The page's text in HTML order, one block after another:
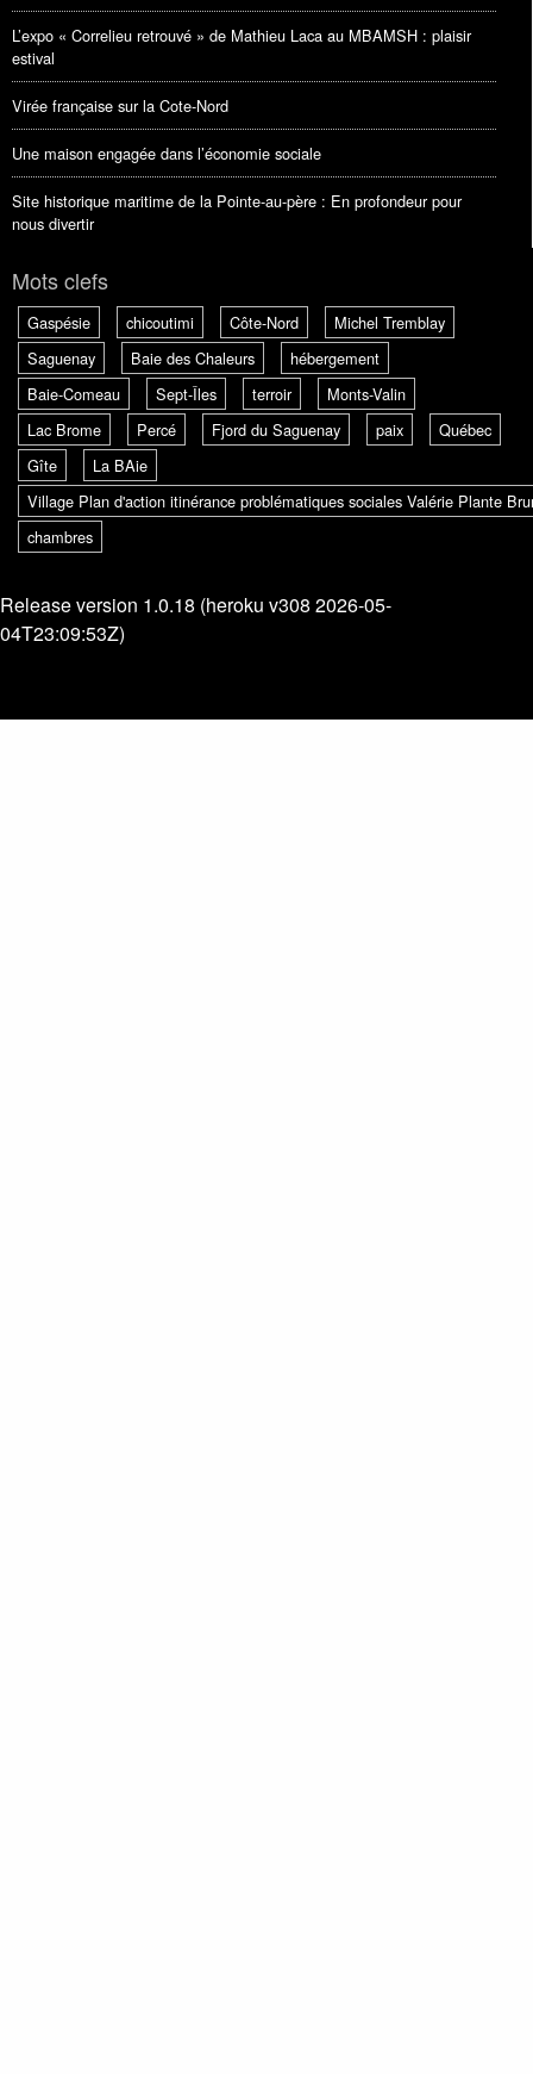
L’expo « Correlieu retrouvé » de Mathieu Laca au MBAMSH : plaisir
estival
Virée française sur la Cote-Nord
Une maison engagée dans l’économie sociale
Site historique maritime de la Pointe-au-père : En profondeur pour
nous divertir
Mots clefs
Gaspésie chicoutimi Côte-Nord
Michel Tremblay
Saguenay
Baie des Chaleurs
hébergement
Baie-Comeau
Sept-Îles terroir
Monts-Valin
Lac Brome
Percé Fjord du Saguenay paix
Québec
Gîte
La BAie
Village Plan d'action itinérance problématiques sociales Valérie Plante
chambres
Release version 1.0.18 (heroku v308 2026-05-
04T23:09:53Z)